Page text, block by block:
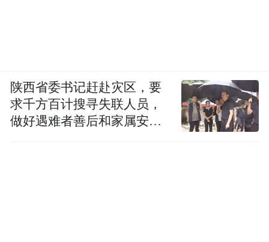
陕西省委书记赶赴灾区，要
求千方百计搜寻失联人员，
做好遇难者善后和家属安抚